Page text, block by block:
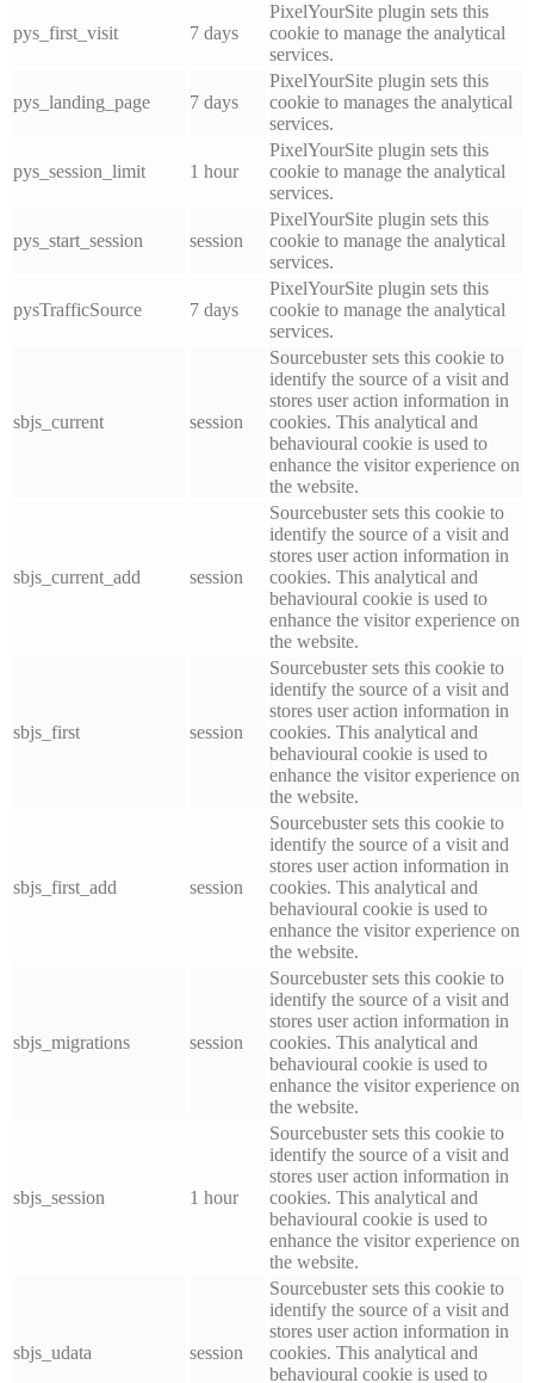
pys_first_visit 7 days
PixelYourSite plugin sets this
cookie to manage the analytical
services.
pys_landing_page 7 days
PixelYourSite plugin sets this
cookie to manages the analytical
services.
pys_session_limit 1 hour
PixelYourSite plugin sets this
cookie to manage the analytical
services.
pys_start_session session
PixelYourSite plugin sets this
cookie to manage the analytical
services.
pysTrafficSource 7 days
PixelYourSite plugin sets this
cookie to manage the analytical
services.
sbjs_current session
Sourcebuster sets this cookie to
identify the source of a visit and
stores user action information in
cookies. This analytical and
behavioural cookie is used to
enhance the visitor experience on
the website.
sbjs_current_add session
Sourcebuster sets this cookie to
identify the source of a visit and
stores user action information in
cookies. This analytical and
behavioural cookie is used to
enhance the visitor experience on
the website.
sbjs_first session
Sourcebuster sets this cookie to
identify the source of a visit and
stores user action information in
cookies. This analytical and
behavioural cookie is used to
enhance the visitor experience on
the website.
sbjs_first_add session
Sourcebuster sets this cookie to
identify the source of a visit and
stores user action information in
cookies. This analytical and
behavioural cookie is used to
enhance the visitor experience on
the website.
sbjs_migrations session
Sourcebuster sets this cookie to
identify the source of a visit and
stores user action information in
cookies. This analytical and
behavioural cookie is used to
enhance the visitor experience on
the website.
sbjs_session 1 hour
Sourcebuster sets this cookie to
identify the source of a visit and
stores user action information in
cookies. This analytical and
behavioural cookie is used to
enhance the visitor experience on
the website.
sbjs_udata session
Sourcebuster sets this cookie to
identify the source of a visit and
stores user action information in
cookies. This analytical and
behavioural cookie is used to